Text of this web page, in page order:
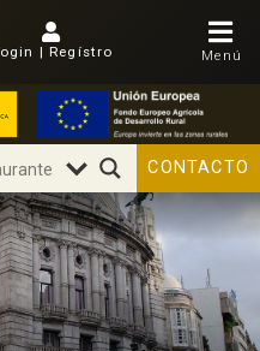
| Regístro Menú
CONTACTO